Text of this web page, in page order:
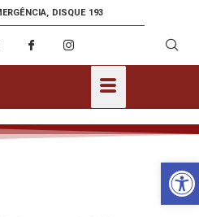
DISQUE 193